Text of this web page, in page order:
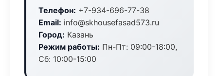
Телефон: +7-934-696-77-38
Email: info@skhousefasad573.ru
Город: Казань
Режим работы: Пн-Пт: 09:00-18:00,
Сб: 10:00-15:00